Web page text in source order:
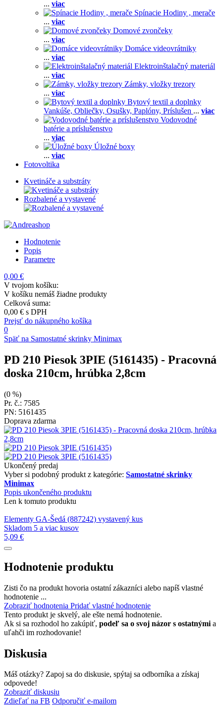
... viac
Spínacie Hodiny , merače
... viac
Domové zvončeky
... viac
Domáce videovrátniky
... viac
Elektroinštalačný materiál
... viac
Zámky, vložky trezory
... viac
Bytový textil a doplnky
Vankúše, Obliečky, Osušky, Paplóny, Príslušen ... viac
Vodovodné
batérie a príslušenstvo
... viac
Úložné boxy
... viac
Fotovoltika
Kvetináče a substráty
Rozbalené a vystavené
Hodnotenie
Popis
Parametre
0,00 €
V tvojom košíku:
V košíku nemáš žiadne produkty
Celková suma:
0,00 € s DPH
Prejsť do nákupného košíka
0
Späť na Samostatné skrinky Minimax
PD 210 Piesok 3PIE (5161435) - Pracovná
doska 210cm, hrúbka 2,8cm
(0 %)
Pr. č.: 7585
PN: 5161435
Doprava zdarma
Ukončený predaj
Vyber si podobný produkt z kategórie: Samostatné skrinky
Minimax
Popis ukončeného produktu
Len k tomuto produktu
Elementy GA-Šedá (887242) vystavený kus
Skladom 5 a viac kusov
5,09 €
Hodnotenie produktu
Zisti čo na produkt hovoria ostatní zákazníci alebo napíš vlastné
hodnotenie ...
Zobraziť hodnotenia Pridať vlastné hodnotenie
Tento produkt je skvelý, ale ešte nemá hodnotenie.
Ak si sa rozhodol ho zakúpiť, podeľ sa o svoj názor s ostatnými a
uľahči im rozhodovanie!
Diskusia
Máš otázky? Zapoj sa do diskusie, spýtaj sa odborníka a získaj
odpovede!
Zobraziť diskusiu
Zdieľať na FB Odporučiť e-mailom